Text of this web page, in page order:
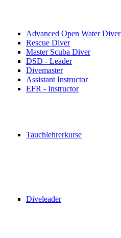
Advanced Open Water Diver
Rescue Diver
Master Scuba Diver
DSD - Leader
Divemaster
Assistant Instructor
EFR - Instructor
Tauchlehrerkurse
Diveleader